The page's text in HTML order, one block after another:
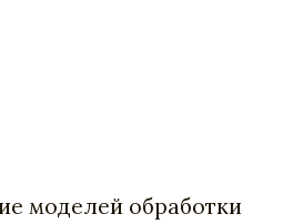
моделей обработки